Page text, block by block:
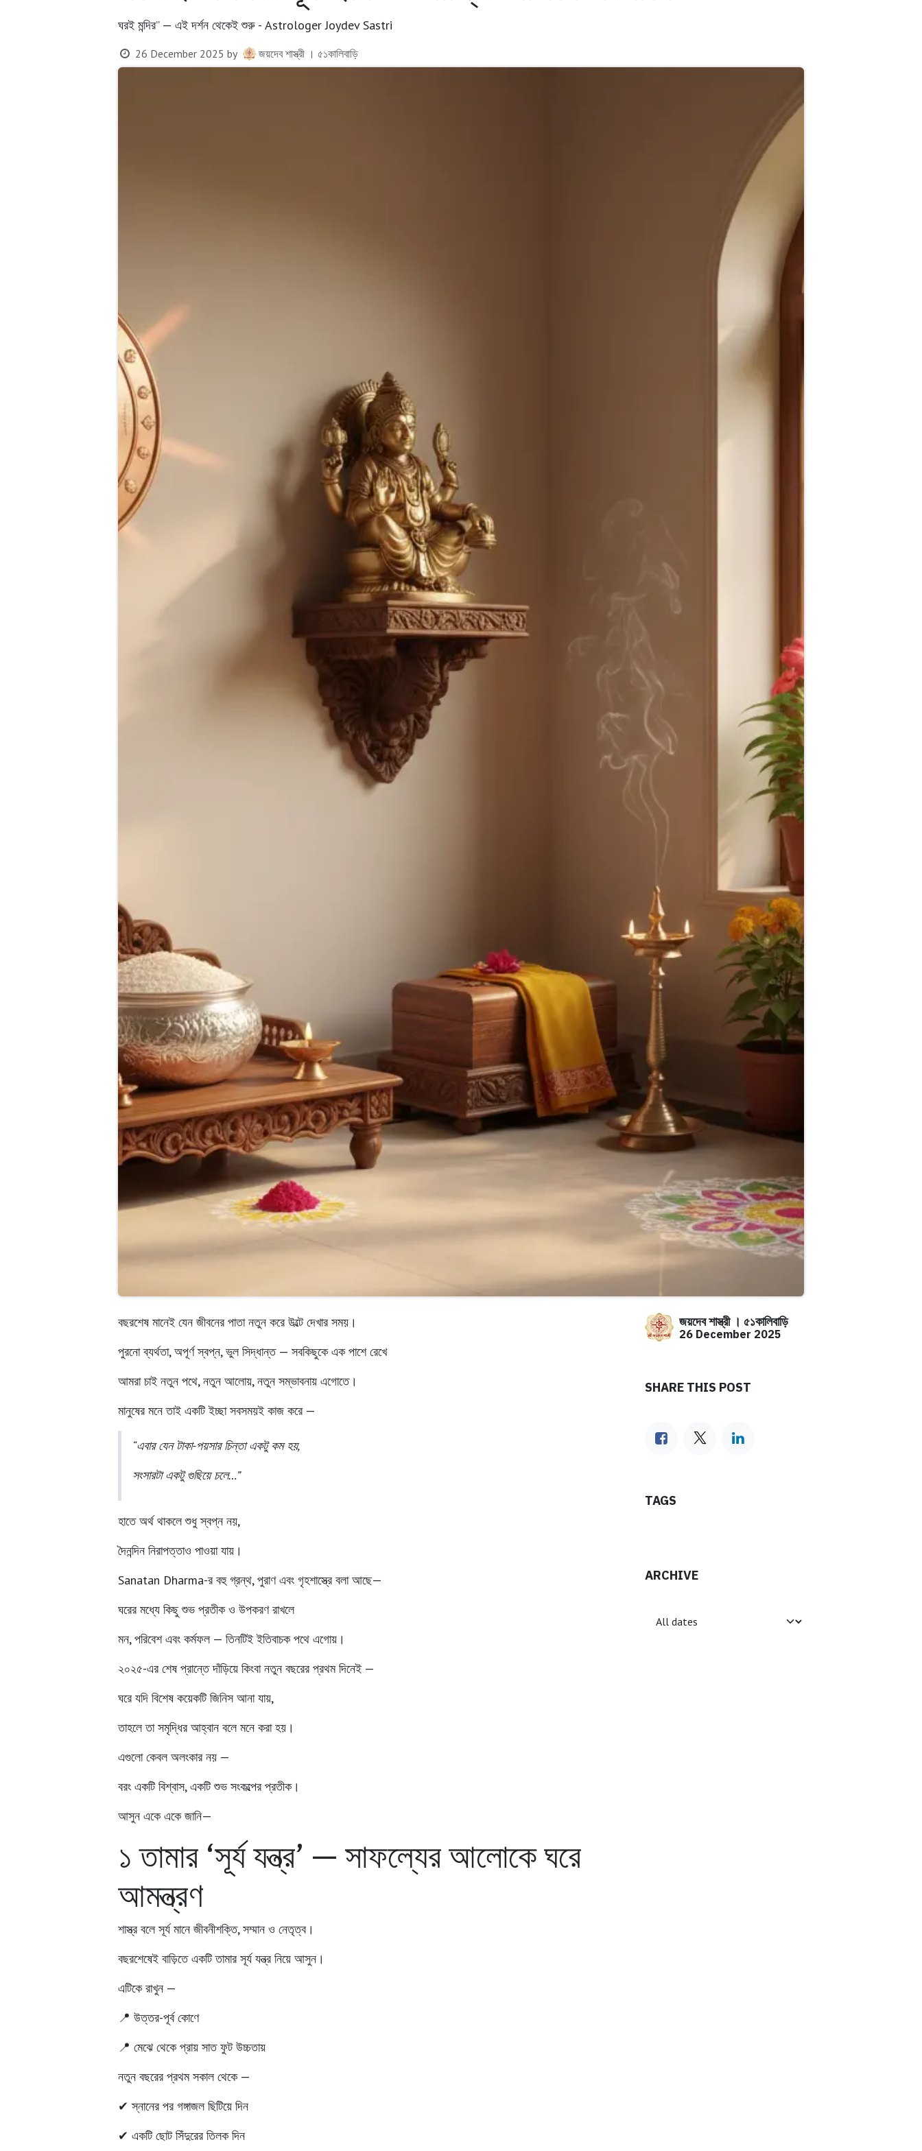
ঘরই মন্দির” — এই দর্শন থেকেই শুরু - Astrologer Joydev Sastri
26 December 2025 by জয়দেব শাস্ত্রী । ৫১কালিবাড়ি
বছরশেষ মানেই যেন জীবনের পাতা নতুন করে উল্টে দেখার সময়।
পুরনো ব্যর্থতা, অপূর্ণ স্বপ্ন, ভুল সিদ্ধান্ত — সবকিছুকে এক পাশে রেখে
আমরা চাইনতুন পথে, নতুন আলোয়, নতুন সম্ভাবনায় এগোতে।
মানুষের মনে তাই একটি ইচ্ছা সবসময়ই কাজ করে —
“এবার যেন টাকা-পয়সার চিন্তা একটু কম হয়,
সংসারটা একটু গুছিয়ে চলে…”
হাতে অর্থ থাকলে শুধু স্বপ্ন নয়,
দৈনন্দিন নিরাপত্তাও পাওয়া যায়।
Sanatan Dharma-র বহু গ্রন্থ, পুরাণ এবং গৃহশাস্ত্রে বলা আছে—
ঘরের মধ্যে কিছু শুভ প্রতীক ও উপকরণ রাখলে
মন, পরিবেশ এবং কর্মফল — তিনটিই ইতিবাচক পথে এগোয়।
২০২৫-এর শেষ প্রান্তে দাঁড়িয়ে কিংবা নতুন বছরের প্রথম দিনেই —
ঘরে যদি বিশেষ কয়েকটি জিনিস আনা যায়,
তাহলে তাসমৃদ্ধির আহ্বান বলে মনে করা হয়।
এগুলো কেবল অলংকার নয় —
বরং একটি বিশ্বাস, একটি শুভ সংকল্পের প্রতীক।
আসুন একে একে জানি—
১️ তামার ‘সূর্য যন্ত্র’ — সাফল্যের আলোকে ঘরে
আমন্ত্রণ
শাস্ত্র বলেসূর্য মানে জীবনীশক্তি, সম্মান ও নেতৃত্ব।
বছরশেষেই বাড়িতে একটিতামার সূর্য যন্ত্রনিয়ে আসুন।
এটিকে রাখুন —
📍 উত্তর-পূর্ব কোণে
📍 মেঝে থেকে প্রায় সাত ফুট উচ্চতায়
নতুন বছরের প্রথম সকাল থেকে —
✔ স্নানের পর গঙ্গাজল ছিটিয়ে দিন
✔ একটি ছোট সিঁদুরের তিলক দিন
জয়দেব শাস্ত্রী । ৫১কালিবাড়ি
26 December 2025
SHARE THIS POST
TAGS
ARCHIVE